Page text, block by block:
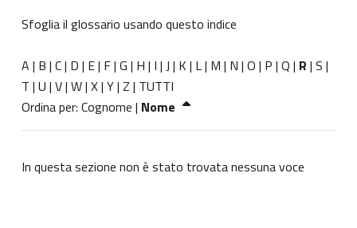
Sfoglia il glossario usando questo indice
A | B | C| D | E| F| G | H | I | J | K | L| M | N | O | P | Q | R | S |
T | U | V| W| X| Y| Z | TUTTI
Ordinato per Nome decrescente
Ordina per: Cognome | Nome
In questa sezione non è stato trovata nessuna voce